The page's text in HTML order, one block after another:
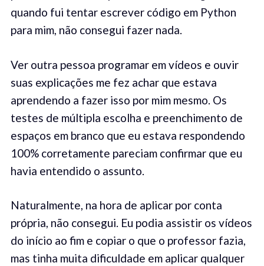
quando fui tentar escrever código em Python
para mim, não consegui fazer nada.
Ver outra pessoa programar em vídeos e ouvir
suas explicações me fez achar que estava
aprendendo a fazer isso por mim mesmo. Os
testes de múltipla escolha e preenchimento de
espaços em branco que eu estava respondendo
100% corretamente pareciam confirmar que eu
havia entendido o assunto.
Naturalmente, na hora de aplicar por conta
própria, não consegui. Eu podia assistir os vídeos
do início ao fim e copiar o que o professor fazia,
mas tinha muita dificuldade em aplicar qualquer